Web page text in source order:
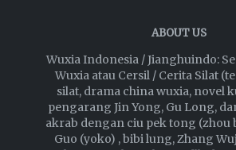
ABOUT US
Wuxia Indonesia / Jianghuindo:
Wuxia atau Cersil / Cerita Silat
silat, drama china wuxia, novel
pengarang Jin Yong, Gu Long,
akrab dengan ciu pek tong (zhou
Guo (yoko) , bibi lung, Zhang